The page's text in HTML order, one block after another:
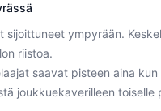
sijoittuneet ympyrään.
riistoa.
saavat pisteen aina
joukkuekaverilleen toiselle